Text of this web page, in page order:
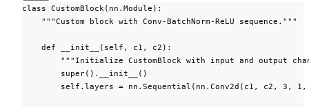
class CustomBlock(nn.Module):
    """Custom block with Conv-BatchNorm-ReLU sequence."""
    def __init__(self, c1, c2):
"""Initialize CustomBlock with input and output
        super().__init__()
self.layers = nn.Sequential(nn.Conv2d(c1, c2, 3,